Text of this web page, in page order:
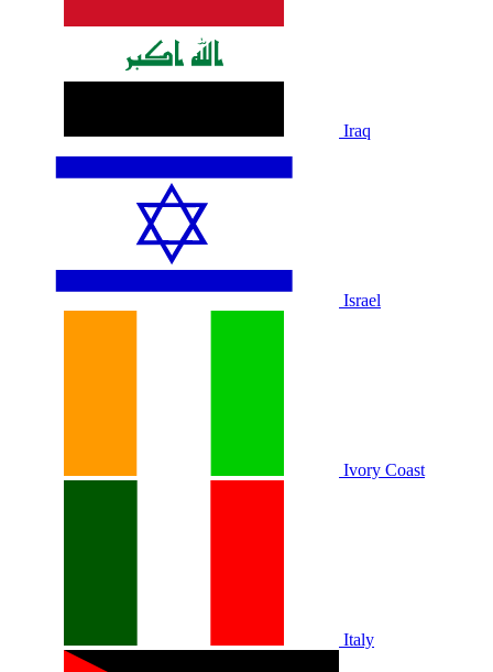
Iraq
Israel
Ivory Coast
Italy